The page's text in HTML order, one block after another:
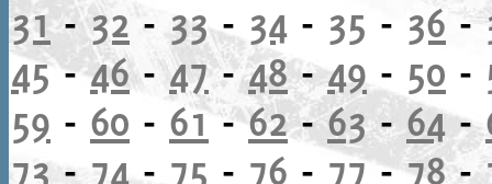
31-32-33- 34 - 35 - 36 -
45-46-47-48-49 - 50 -
59 - 60 - 61-62-63- 64-
73- 74 - 75 - 76 - 77-78-